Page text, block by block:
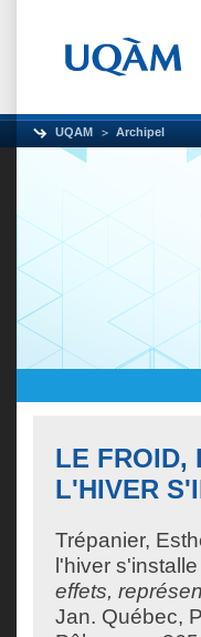
UQAM Archipel
LE FROID,
L'HIVER
Trépanier,
l'hiver
effets,
Jan. Québec,